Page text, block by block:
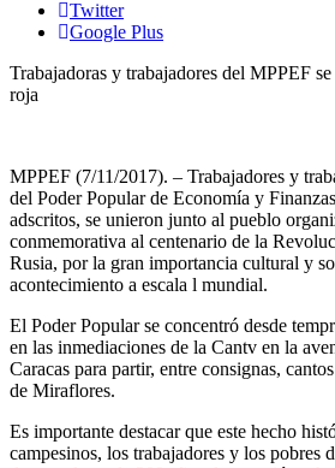
Twitter
Google Plus
Trabajadoras y trabajadores del MPPEF
roja
MPPEF (7/11/2017). – Trabajadores y
del Poder Popular de Economía y
adscritos, se unieron junto al pueblo
conmemorativa al centenario de la
Rusia, por la gran importancia cultural y
acontecimiento a escala l mundial.
El Poder Popular se concentró desde
en las inmediaciones de la Cantv en la
Caracas para partir, entre consignas,
de Miraflores.
Es importante destacar que este hecho
campesinos, los trabajadores y los pobres